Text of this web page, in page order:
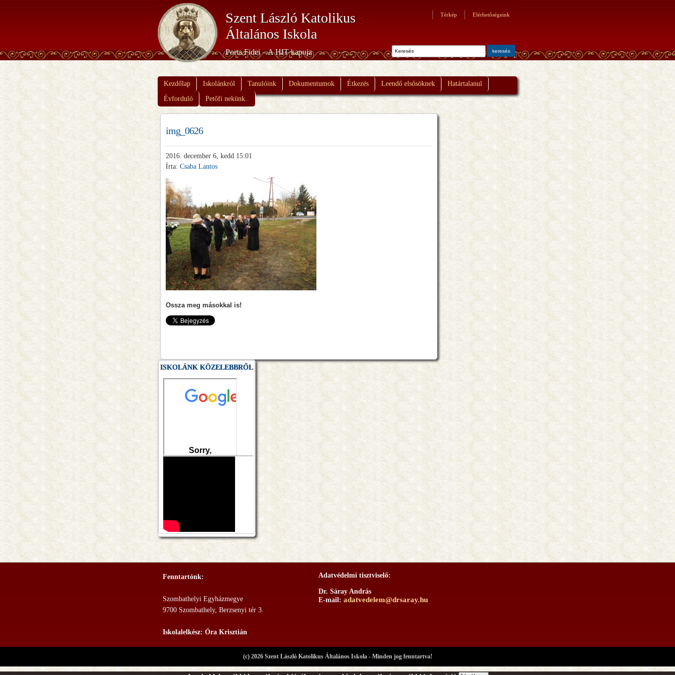
Elérhetőségeink
Térkép
Szent László Katolikus
Általános Iskola
Porta Fidei – A HIT kapuja
Kezdőlap Iskolánkról Tanulóink Dokumentumok Étkezés Leendő elsősöknek
Határtalanul
Évforduló
Petőfi nekünk..
img_0626
2016. december 6, kedd 15:01
Írta: Csaba Lantos
Ossza meg másokkal is!
ISKOLÁNK KÖZELEBBRŐL
Fenntartónk:
Szombathelyi Egyházmegye
9700 Szombathely, Berzsenyi tér 3.
Iskolalelkész: Óra Krisztián
Adatvédelmi tisztviselő:
Dr. Sáray András
E-mail: adatvedelem@drsaray.hu
(c) 2026 Szent László Katolikus Általános Iskola - Minden jog fenntartva!